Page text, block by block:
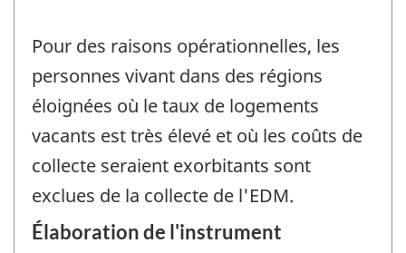
Pour des raisons opérationnelles, les
personnes vivant dans des régions
éloignées où le taux de logements
vacants est très élevé et où les coûts de
collecte seraient exorbitants sont
exclues de la collecte de l'EDM.
Élaboration de l'instrument